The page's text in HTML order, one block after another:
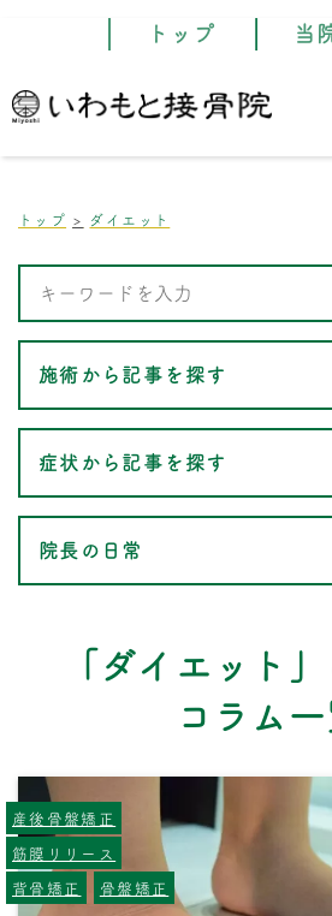
トップ 当
トップ ダイエット
施術から記事を探す
症状から記事を探す
院長の日常
「ダイエット
コラム
産後骨盤矯正
筋膜リリース
背骨矯正
骨盤矯正